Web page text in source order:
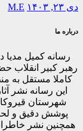
دی ۲۳, ۱۴۰۳ M.E
درباره ما
رهبر کبیر انقلاب
کاملا مستقل به
این رسانه نشر
شهرستان
پوشش دقیق و
همچنین نشر